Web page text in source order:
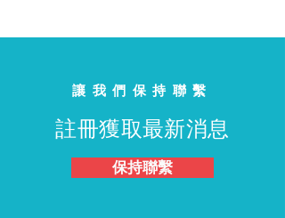
讓我們保持聯繫
註冊獲取最新消息
保持聯繫